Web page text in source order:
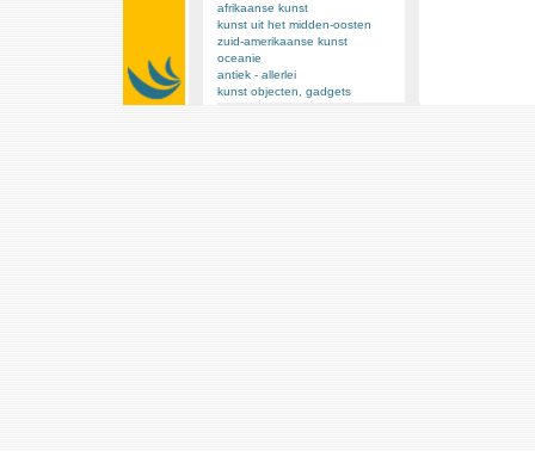
afrikaanse kunst
kunst uit het midden-oosten
zuid-amerikaanse kunst
oceanie
antiek - allerlei
kunst objecten, gadgets